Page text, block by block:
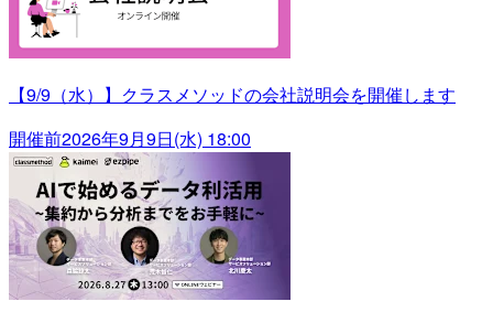
【9/9（水）】クラスメソッドの会社説明会を開催します
開催前2026年9月9日(水) 18:00